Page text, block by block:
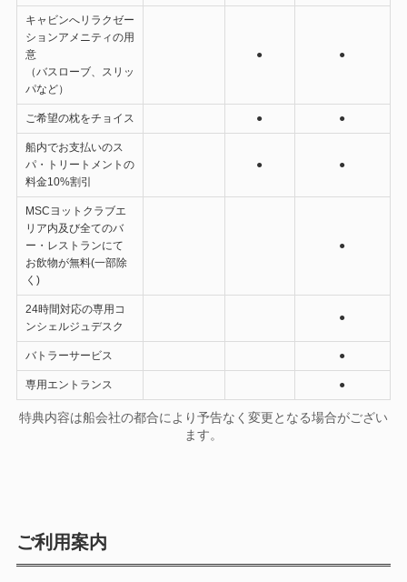
キャビンへリラクゼー
ションアメニティの用
意
（バスローブ、スリッ
パなど）
● ●
ご希望の枕をチョイス ● ●
船内でお支払いのス
パ・トリートメントの
料金10%割引
● ●
MSCヨットクラブエ
リア内及び全てのバ
ー・レストランにて
お飲物が無料(一部除
く)
●
24時間対応の専用コ
ンシェルジュデスク
●
バトラーサービス ●
専用エントランス ●
特典内容は船会社の都合により予告なく変更となる場合がござい
ます。
ご利用案内